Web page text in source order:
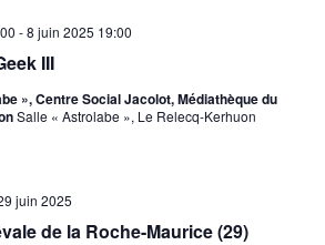
III
-8 juin 2025 19:00
», Centre Social Jacolot, Médiathèque du
Salle « Astrolabe », Le Relecq-Kerhuon
de la Roche-Maurice (29)
juin 2025